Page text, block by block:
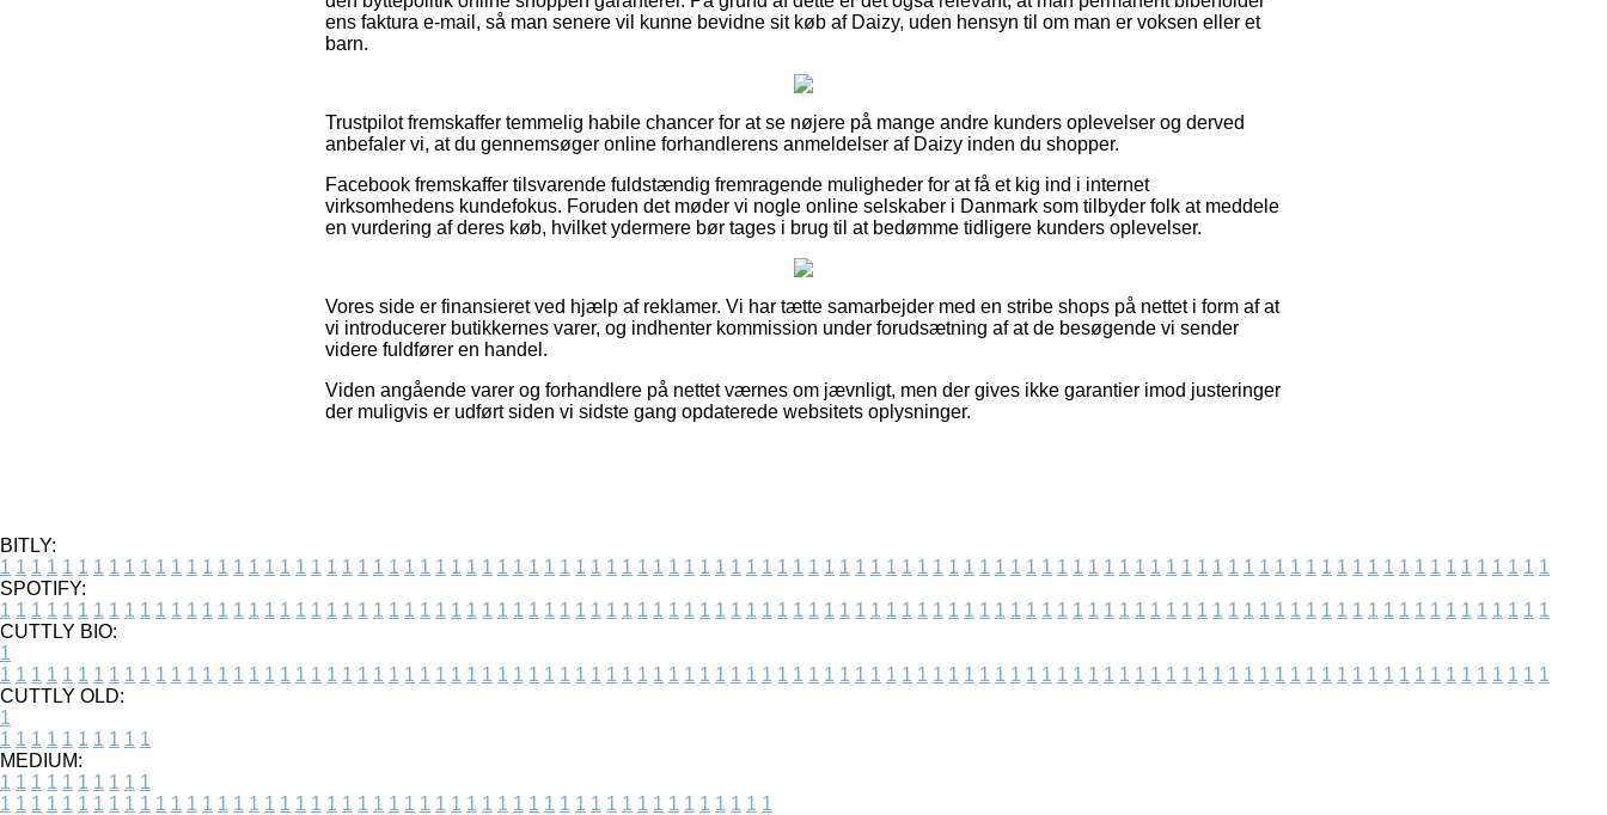
ens faktura e-mail, så man senere vil kunne bevidne sit køb af Daizy, uden hensyn til om man er voksen eller et
barn.
Trustpilot fremskaffer temmelig habile chancer for at se nøjere på mange andre kunders oplevelser og derved
anbefaler vi, at du gennemsøger online forhandlerens anmeldelser af Daizy inden du shopper.
Facebook fremskaffer tilsvarende fuldstændig fremragende muligheder for at få et kig ind i internet
virksomhedens kundefokus. Foruden det møder vi nogle online selskaber i Danmark som tilbyder folk at meddele
en vurdering af deres køb, hvilket ydermere bør tages i brug til at bedømme tidligere kunders oplevelser.
Vores side er finansieret ved hjælp af reklamer. Vi har tætte samarbejder med en stribe shops på nettet i form af at
vi introducerer butikkernes varer, og indhenter kommission under forudsætning af at de besøgende vi sender
videre fuldfører en handel.
Viden angående varer og forhandlere på nettet værnes om jævnligt, men der gives ikke garantier imod justeringer
der muligvis er udført siden vi sidste gang opdaterede websitets oplysninger.
BITLY:
1 1 1 1 1 1 1 1 1 1 1 1 1 1 1 1 1 1 1 1 1 1 1 1 1 1 1 1 1 1 1 1 1 1 1 1 1 1 1 1 1 1 1 1 1 1 1 1 1 1 1 1 1 1 1 1 1 1 1 1 1 1 1 1 1 1 1 1 1 1 1 1 1 1 1 1 1 1 1 1 1 1 1 1 1 1 1 1 1 1 1 1 1 1 1 1 1 1 1 1
SPOTIFY:
1 1 1 1 1 1 1 1 1 1 1 1 1 1 1 1 1 1 1 1 1 1 1 1 1 1 1 1 1 1 1 1 1 1 1 1 1 1 1 1 1 1 1 1 1 1 1 1 1 1 1 1 1 1 1 1 1 1 1 1 1 1 1 1 1 1 1 1 1 1 1 1 1 1 1 1 1 1 1 1 1 1 1 1 1 1 1 1 1 1 1 1 1 1 1 1 1 1 1 1
CUTTLY BIO:
1
1 1 1 1 1 1 1 1 1 1 1 1 1 1 1 1 1 1 1 1 1 1 1 1 1 1 1 1 1 1 1 1 1 1 1 1 1 1 1 1 1 1 1 1 1 1 1 1 1 1 1 1 1 1 1 1 1 1 1 1 1 1 1 1 1 1 1 1 1 1 1 1 1 1 1 1 1 1 1 1 1 1 1 1 1 1 1 1 1 1 1 1 1 1 1 1 1 1 1 1
CUTTLY OLD:
1
1 1 1 1 1 1 1 1 1 1
MEDIUM:
1 1 1 1 1 1 1 1 1 1
1 1 1 1 1 1 1 1 1 1 1 1 1 1 1 1 1 1 1 1 1 1 1 1 1 1 1 1 1 1 1 1 1 1 1 1 1 1 1 1 1 1 1 1 1 1 1 1 1 1